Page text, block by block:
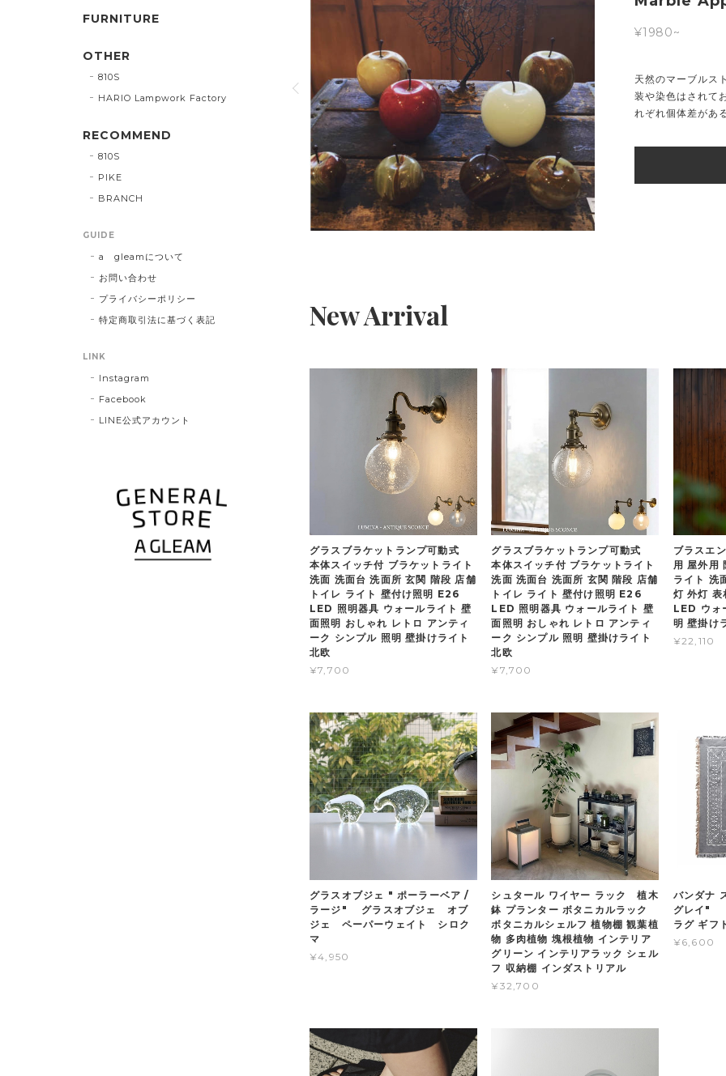
変化するので、その日の気分、季節やインテリアに
VIEW DETAIL
¥1980~
天然のマーブルス
装や染色はされて
れぞれ個体差があ
New Arrival
グラスブラケットランプ可動式
本体スイッチ付 ブラケットライト
洗面 洗面台 洗面所 玄関 階段 店舗
トイレ ライト 壁付け照明 E26
LED 照明器具 ウォールライト 壁
面照明 おしゃれ レトロ アンティ
ーク シンプル 照明 壁掛けライト
北欧
¥7,700
グラスブラケットランプ可動式
本体スイッチ付 ブラケットライト
洗面 洗面台 洗面所 玄関 階段 店舗
トイレ ライト 壁付け照明 E26
LED 照明器具 ウォールライト 壁
面照明 おしゃれ レトロ アンティ
ーク シンプル 照明 壁掛けライト
北欧
¥7,700
ブラスエ
用 屋外用
ライト 洗
灯 外灯 表
LED ウォ
明 壁掛け
¥22,110
グラスオブジェ " ポーラーベア /
ラージ" グラスオブジェ オブ
ジェ ペーパーウェイト シロク
マ
¥4,950
シュタール ワイヤー ラック 植木
鉢 プランター ボタニカルラック
ボタニカルシェルフ 植物棚 観葉植
物 多肉植物 塊根植物 インテリア
グリーン インテリアラック シェル
フ 収納棚 インダストリアル
¥32,700
バンダナ
グレイ"
ラグ ギフ
¥6,600
FURNITURE
OTHER
810S
HARIO Lampwork Factory
RECOMMEND
810S
PIKE
BRANCH
GUIDE
a gleamについて
お問い合わせ
プライバシーポリシー
特定商取引法に基づく表記
LINK
Instagram
Facebook
LINE公式アカウント